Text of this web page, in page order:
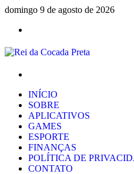
domingo 9 de agosto de 2026
INÍCIO
SOBRE
APLICATIVOS
GAMES
ESPORTE
FINANÇAS
POLÍTICA DE
CONTATO